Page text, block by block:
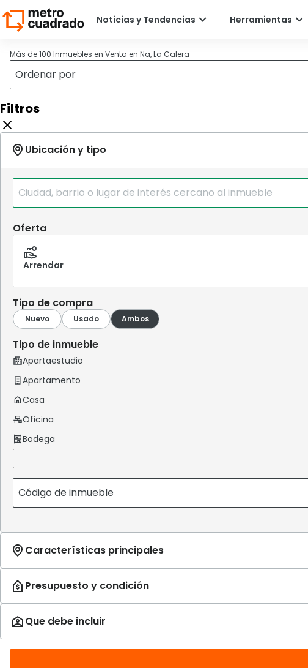
Más de 100 Inmuebles en Venta en Na, La Calera
Filtros
Oferta
Arrendar
Tipo de compra
Tipo de inmueble